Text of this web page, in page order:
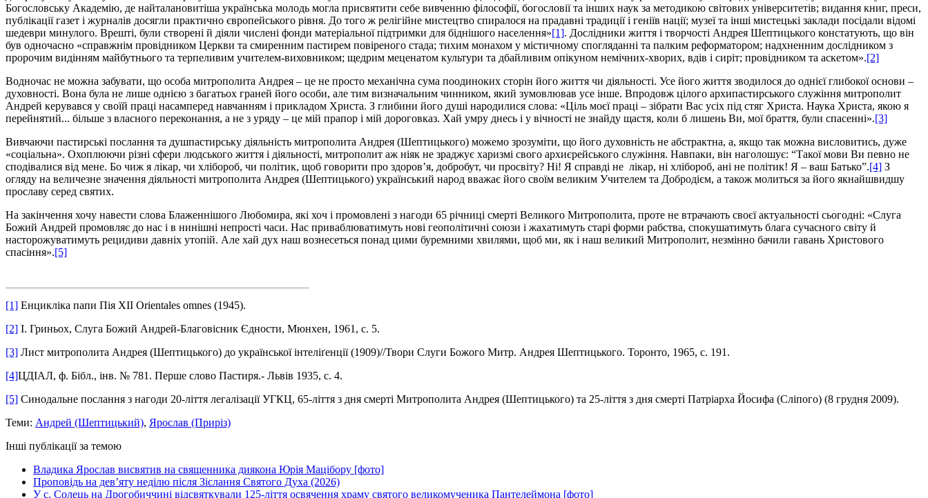
Богословську Академію, де найталановитіша українська молодь могла присвятити себе вивченню філософії, богословії та інших наук за методикою світових університетів; видання книг, преси,
публікації газет і журналів досягли практично європейського рівня. До того ж релігійне мистецтво спиралося на прадавні традиції і геніїв нації; музеї та інші мистецькі заклади посідали відомі
шедеври минулого. Врешті, були створені й діяли числені фонди матеріальної підтримки для біднішого населення»[1]. Дослідники життя і творчості Андрея Шептицького констатують, що він
був одночасно «справжнім провідником Церкви та смиренним пастирем повіреного стада; тихим монахом у містичному спогляданні та палким реформатором; надхненним дослідником з
пророчим видінням майбутнього та терпеливим учителем-виховником; щедрим меценатом культури та дбайливим опікуном немічних-хворих, вдів і сиріт; провідником та аскетом».[2]
Водночас не можна забувати, що особа митрополита Андрея – це не просто механічна сума поодиноких сторін його життя чи діяльності. Усе його життя зводилося до однієї глибокої основи –
духовності. Вона була не лише однією з багатьох граней його особи, але тим визначальним чинником, який зумовлював усе інше. Впродовж цілого архипастирського служіння митрополит
Андрей керувався у своїй праці насамперед навчанням і прикладом Христа. З глибини його душі народилися слова: «Ціль моєї праці – зібрати Вас усіх під стяг Христа. Наука Христа, якою я
перейнятий... більше з власного переконання, а не з уряду – це мій прапор і мій дороговказ. Хай умру днесь і у вічності не знайду щастя, коли б лишень Ви, мої браття, були спасенні».[3]
Вивчаючи пастирські послання та душпастирську діяльність митрополита Андрея (Шептицького) можемо зрозуміти, що його духовність не абстрактна, а, якщо так можна висловитись, дуже
«соціальна». Охоплюючи різні сфери людського життя і діяльності, митрополит аж ніяк не зраджує харизмі свого архиєрейського служіння. Навпаки, він наголошує: “Такої мови Ви певно не
сподівалися від мене. Бо чиж я лікар, чи хлібороб, чи політик, щоб говорити про здоров’я, добробут, чи просвіту? Ні! Я справді не лікар, ні хлібороб, ані не політик! Я – ваш Батько”.[4] З
огляду на величезне значення діяльності митрополита Андрея (Шептицького) український народ вважає його своїм великим Учителем та Добродієм, а також молиться за його якнайшвидшу
прославу серед святих.
На закінчення хочу навести слова Блаженнішого Любомира, які хоч і промовлені з нагоди 65 річниці смерті Великого Митрополита, проте не втрачають своєї актуальності сьогодні: «Слуга
Божий Андрей промовляє до нас і в нинішні непрості часи. Нас приваблюватимуть нові геополітичні союзи і жахатимуть старі форми рабства, спокушатимуть блага сучасного світу й
насторожуватимуть рецидиви давніх утопій. Але хай дух наш вознесеться понад цими буремними хвилями, щоб ми, як і наш великий Митрополит, незмінно бачили гавань Христового
спасіння».[5]
[1] Енцикліка папи Пія ХІІ Orientales omnes (1945).
[2] І. Гриньох, Слуга Божий Андрей-Благовісник Єдности, Мюнхен, 1961, с. 5.
[3] Лист митрополита Андрея (Шептицького) до української інтеліґенції (1909)//Твори Слуги Божого Митр. Андрея Шептицького. Торонто, 1965, с. 191.
[4]ЦДІАЛ, ф. Бібл., інв. № 781. Перше слово Пастиря.- Львів 1935, с. 4.
[5] Синодальне послання з нагоди 20-ліття легалізації УГКЦ, 65-ліття з дня смерті Митрополита Андрея (Шептицького) та 25-ліття з дня смерті Патріарха Йосифа (Сліпого) (8 грудня 2009).
Теми: Андрей (Шептицький), Ярослав (Приріз)
Інші публікації за темою
Владика Ярослав висвятив на священника диякона Юрія Мацібору [фото]
Проповідь на дев’яту неділю після Зіслання Святого Духа (2026)
У с. Солець на Дрогобиччині відсвяткували 125-ліття освячення храму святого великомученика Пантелеймона [фото]